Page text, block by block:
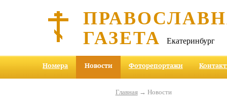
ГАЗЕТА Екатеринбург
Номера Новости Фоторепортажи
Главная→ Новости